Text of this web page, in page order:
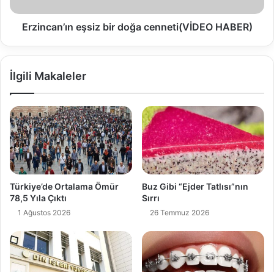
Erzincan’ın eşsiz bir doğa cenneti(VİDEO HABER)
İlgili Makaleler
Türkiye’de Ortalama Ömür
78,5 Yıla Çıktı
1 Ağustos 2026
Buz Gibi “Ejder Tatlısı”nın
Sırrı
26 Temmuz 2026